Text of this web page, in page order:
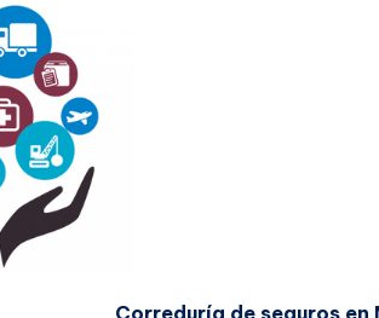
Correduría de seguros en